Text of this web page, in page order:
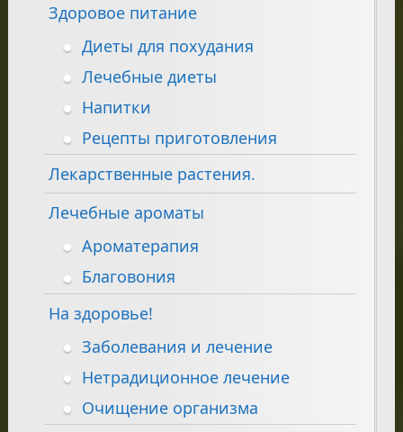
Здоровое питание
Диеты для похудания
Лечебные диеты
Напитки
Рецепты приготовления
Лекарственные растения.
Лечебные ароматы
Ароматерапия
Благовония
На здоровье!
Заболевания и лечение
Нетрадиционное лечение
Очищение организма